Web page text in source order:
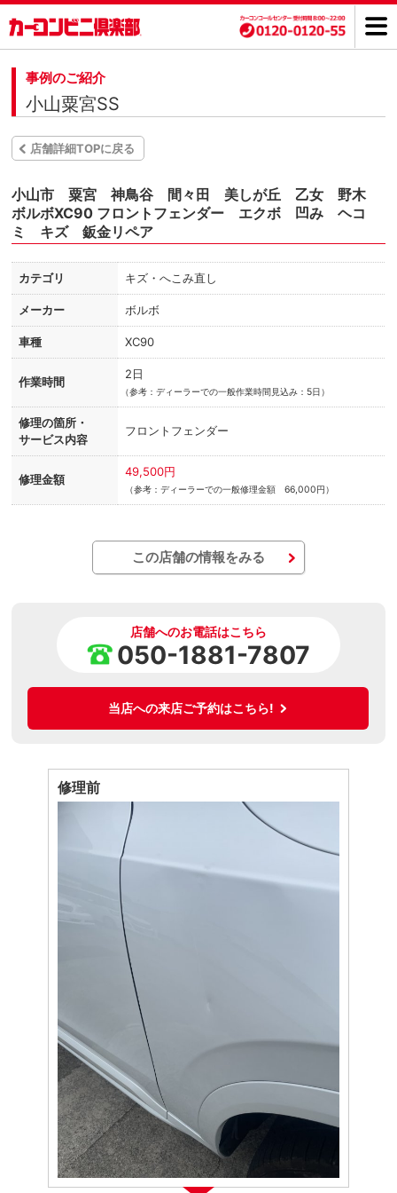
事例のご紹介
小山粟宮SS
店舗詳細TOPに戻る
小山市 粟宮 神鳥谷 間々田 美しが丘 乙女 野木
ボルボXC90 フロントフェンダー エクボ 凹み ヘコ
ミ キズ 鈑金リペア
カテゴリ キズ・へこみ直し
メーカー ボルボ
車種 XC90
作業時間
2日
（参考：ディーラーでの一般作業時間見込み：5日）
修理の箇所・
サービス内容
フロントフェンダー
修理金額
49,500円
（参考：ディーラーでの一般修理金額 66,000円）
この店舗の情報をみる
店舗へのお電話はこちら
050-1881-7807
当店への来店ご予約はこちら!
修理前